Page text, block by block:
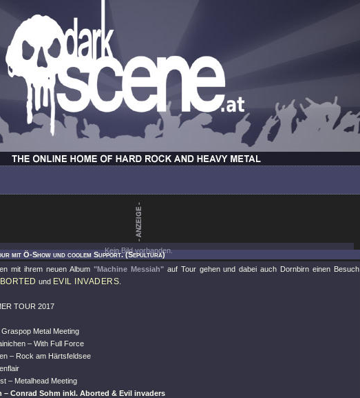
Kein Bild vorhanden.
mit Ö-Show und coolem Support. (Sepultura)
mit ihrem neuen Album "Machine Messiah"auf Tour gehen und dabei auch Dornbirn einen Besuch
und EVIL INVADERS
TOUR 2017
Metal Meeting
– With Full Force
– Rock am Härtsfeldsee
– Metalhead Meeting
– Conrad Sohm inkl. Aborted & Evil invaders